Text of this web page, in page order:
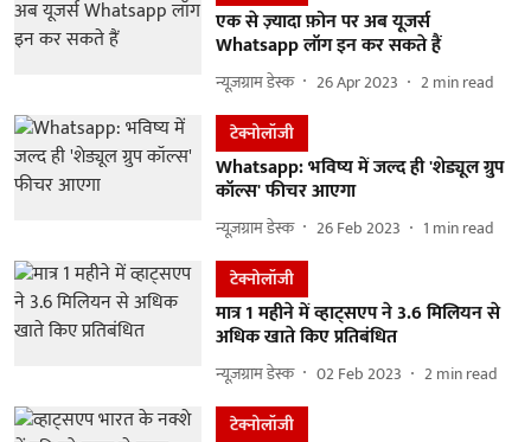
एक से ज़्यादा फ़ोन पर अब यूजर्स
Whatsapp लॉग इन कर सकते हैं
न्यूज़ग्राम डेस्क 26 Apr 2023 2min read
टेक्नोलॉजी
Whatsapp: भविष्य में जल्द ही 'शेड्यूल ग्रुप
कॉल्स' फीचर आएगा
न्यूज़ग्राम डेस्क 26 Feb 2023 1 min read
टेक्नोलॉजी
मात्र 1 महीने में व्हाट्सएप ने 3.6 मिलियन से
अधिक खाते किए प्रतिबंधित
न्यूज़ग्राम डेस्क 02 Feb 2023 2min read
टेक्नोलॉजी